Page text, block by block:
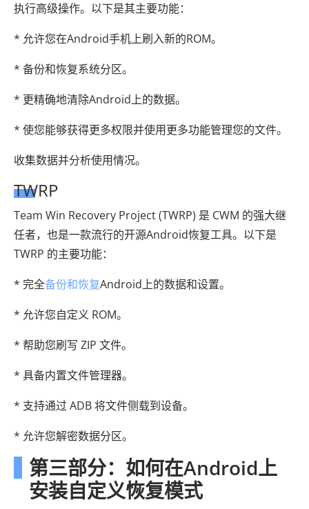
执行高级操作。以下是其主要功能：
* 允许您在Android手机上刷入新的ROM。
* 备份和恢复系统分区。
* 更精确地清除Android上的数据。
* 使您能够获得更多权限并使用更多功能管理您的文件。
收集数据并分析使用情况。
TWRP
Team Win Recovery Project (TWRP) 是 CWM 的强大继
任者，也是一款流行的开源Android恢复工具。以下是
TWRP 的主要功能：
* 完全备份和恢复Android上的数据和设置。
* 允许您自定义 ROM。
* 帮助您刷写 ZIP 文件。
* 具备内置文件管理器。
* 支持通过 ADB 将文件侧载到设备。
* 允许您解密数据分区。
第三部分：如何在Android上
安装自定义恢复模式